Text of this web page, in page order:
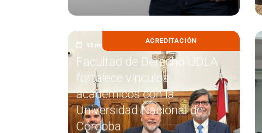
ACREDITACIÓN
13 marzo, 2026
Facultad de Derecho UDLA
fortalece vínculos
académicos con la
Universidad Nacional de
Córdoba